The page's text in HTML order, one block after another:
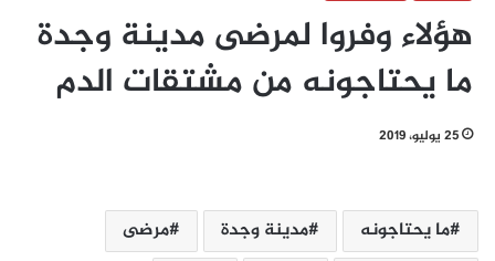
هؤلاء وفروا لمرضى مدينة وجدة
ما يحتاجونه من مشتقات الدم
25 يوليو، 2019
ما يحتاجونه مدينة وجدة
مرضى